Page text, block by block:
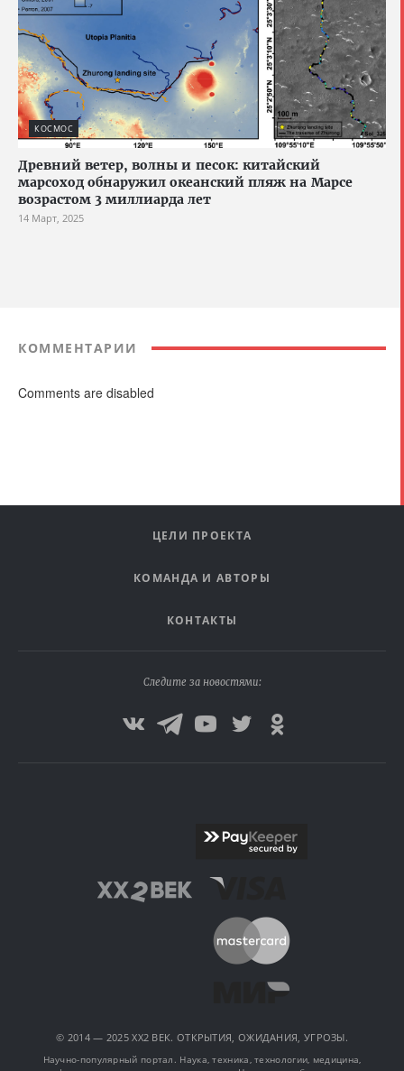
КОСМОС
Древний ветер, волны и песок: китайский
марсоход обнаружил океанский пляж на Марсе
возрастом 3 миллиарда лет
14 Март, 2025
КОММЕНТАРИИ
Comments are disabled
ЦЕЛИ ПРОЕКТА
КОМАНДА И АВТОРЫ
КОНТАКТЫ
Следите за новостями:
© 2014 — 2025 XX2 ВЕК. ОТКРЫТИЯ, ОЖИДАНИЯ, УГРОЗЫ.
Научно-популярный портал. Наука, техника, технологии, медицина,